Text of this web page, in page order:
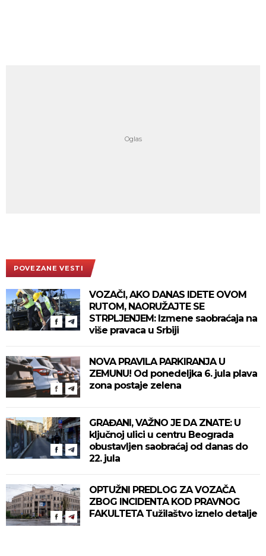
POVEZANE VESTI
VOZAČI, AKO DANAS IDETE OVOM
RUTOM, NAORUŽAJTE SE
STRPLJENJEM: Izmene saobraćaja na
više pravaca u Srbiji
NOVA PRAVILA PARKIRANJA U
ZEMUNU! Od ponedeljka 6. jula plava
zona postaje zelena
GRAĐANI, VAŽNO JE DA ZNATE: U
ključnoj ulici u centru Beograda
obustavljen saobraćaj od danas do
22. jula
OPTUŽNI PREDLOG ZA VOZAČA
ZBOG INCIDENTA KOD PRAVNOG
FAKULTETA Tužilaštvo iznelo detalje